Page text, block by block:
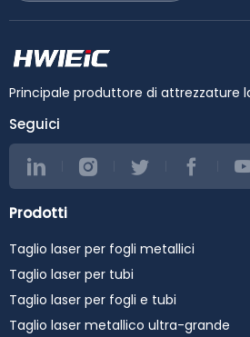
Principale produttore di attrezzature
Seguici
Prodotti
Taglio laser per fogli metallici
Taglio laser per tubi
Taglio laser per fogli e tubi
Taglio laser metallico ultra-grande